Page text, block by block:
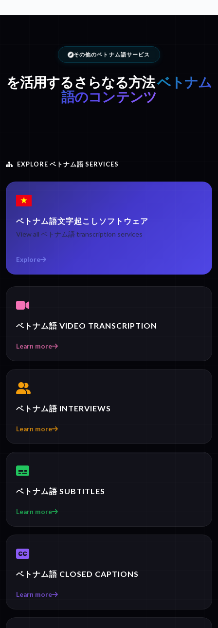
その他のベトナム語サービス
を活用するさらなる方法ベトナム
語のコンテンツ
EXPLORE ベトナム語 SERVICES
ベトナム語文字起こしソフトウェア
View all ベトナム語 transcription services
Explore
ベトナム語 VIDEO TRANSCRIPTION
Learn more
ベトナム語 INTERVIEWS
Learn more
ベトナム語 SUBTITLES
Learn more
ベトナム語 CLOSED CAPTIONS
Learn more